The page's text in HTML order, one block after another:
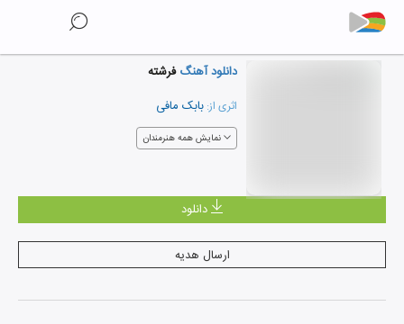
دانلود آهنگفرشته
اثری از: بابک مافی
نمایش همه هنرمندان
دانلود
ارسال هدیه